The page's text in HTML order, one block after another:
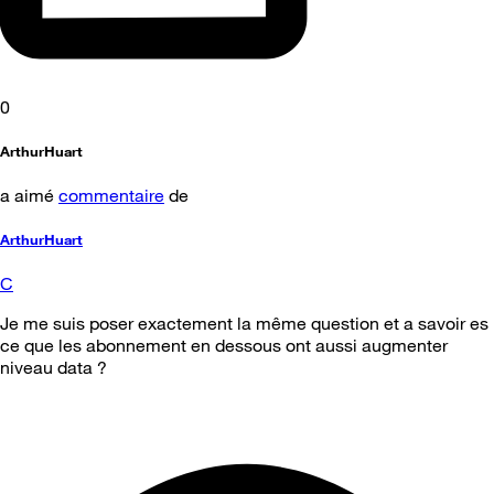
0
ArthurHuart
a aimé commentaire de
ArthurHuart
C
Je me suis poser exactement la même question et a savoir es
ce que les abonnement en dessous ont aussi augmenter
niveau data ?